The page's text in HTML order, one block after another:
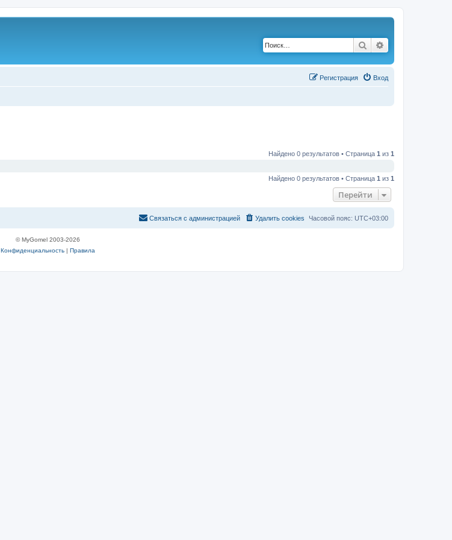
Поиск
Вход
Регистрация
Найдено 0 результатов • Страница 1 из 1
Найдено 0 результатов • Страница 1 из 1
Перейти
Часовой пояс: UTC+03:00
Удалить cookies
Связаться с администрацией
© MyGomel 2003-2026
Конфиденциальность| Правила